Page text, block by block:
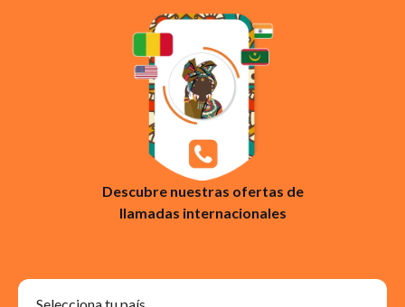
Descubre nuestras ofertas de
llamadas internacionales
Selecciona tu país